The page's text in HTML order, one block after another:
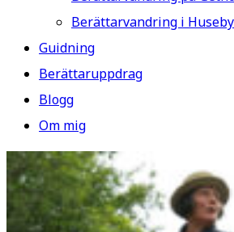
Berättarvandring i
Guidning
Berättaruppdrag
Blogg
Om mig